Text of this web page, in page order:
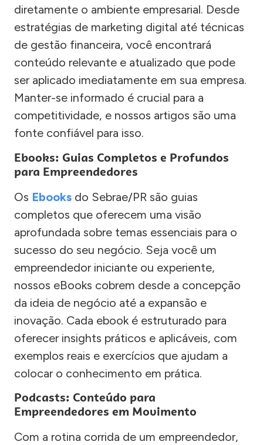
diretamente o ambiente empresarial. Desde
estratégias de marketing digital até técnicas
de gestão financeira, você encontrará
conteúdo relevante e atualizado que pode
ser aplicado imediatamente em sua empresa.
Manter-se informado é crucial para a
competitividade, e nossos artigos são uma
fonte confiável para isso.
Ebooks: Guias Completos e Profundos
para Empreendedores
Os Ebooks do Sebrae/PR são guias
completos que oferecem uma visão
aprofundada sobre temas essenciais para o
sucesso do seu negócio. Seja você um
empreendedor iniciante ou experiente,
nossos eBooks cobrem desde a concepção
da ideia de negócio até a expansão e
inovação. Cada ebook é estruturado para
oferecer insights práticos e aplicáveis, com
exemplos reais e exercícios que ajudam a
colocar o conhecimento em prática.
Podcasts: Conteúdo para
Empreendedores em Movimento
Com a rotina corrida de um empreendedor,